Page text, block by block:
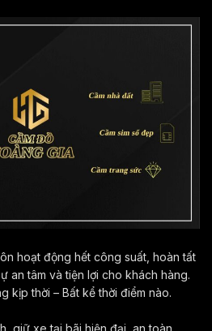
hoạt động hết công suất, hoàn tất
an tâm và tiện lợi cho khách hàng.
kịp thời – Bất kể thời điểm nào.